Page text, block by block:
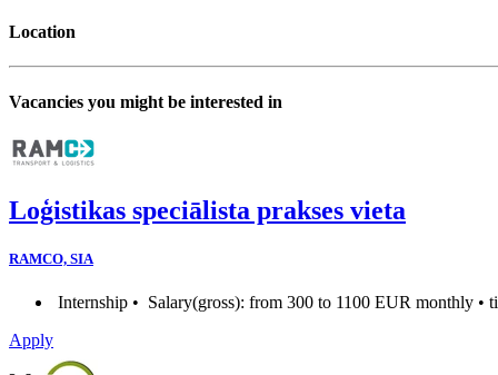
Location
Vacancies you might be interested in
Loģistikas speciālista prakses vieta
RAMCO, SIA
Internship • Salary(gross): from 300 to 1100 EUR monthly •
Apply